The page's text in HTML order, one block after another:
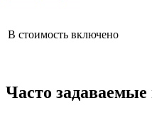
В стоимость включено
Часто